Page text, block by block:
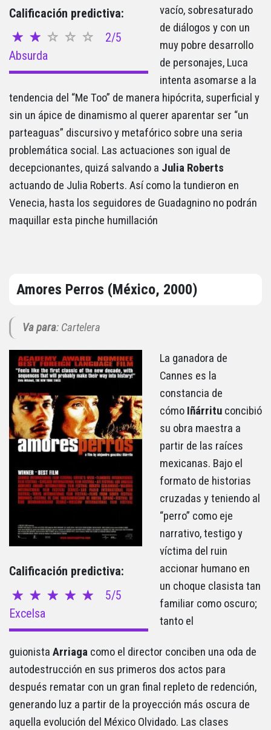
Calificación predictiva:
2/5
Absurda
vacío, sobresaturado
de diálogos y con un
muy pobre desarrollo
de personajes, Luca
intenta asomarse a la
tendencia del “Me Too” de manera hipócrita, superficial y
sin un ápice de dinamismo al querer aparentar ser “un
parteaguas” discursivo y metafórico sobre una seria
problemática social. Las actuaciones son igual de
decepcionantes, quizá salvando a Julia Roberts
actuando de Julia Roberts. Así como la tundieron en
Venecia, hasta los seguidores de Guadagnino no podrán
maquillar esta pinche humillación
Amores Perros (México, 2000)
Va para: Cartelera
Calificación predictiva:
5/5
Excelsa
La ganadora de
Cannes es la
constancia de
cómo Iñárrituconcibió
su obra maestra a
partir de las raíces
mexicanas. Bajo el
formato de historias
cruzadas y teniendo al
“perro” como eje
narrativo, testigo y
víctima del ruin
accionar humano en
un choque clasista tan
familiar como oscuro;
tanto el
guionista Arriaga como el director conciben una oda de
autodestrucción en sus primeros dos actos para
después rematar con un gran final repleto de redención,
generando luz a partir de la proyección más oscura de
aquella evolución del México Olvidado. Las clases